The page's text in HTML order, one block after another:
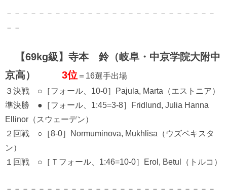
－－－－－－－－－－－－－－－－－－－－－－－－－－
－－
【69kg級】寺本 鈴（岐阜・中京学院大附中
京高）
3位 ＝16選手出場
３決戦 ○［フォール、10-0］Pajula, Marta（エストニア）
準決勝 ●［フォール、1:45=3-8］Fridlund, Julia Hanna
Ellinor（スウェーデン）
２回戦 ○［8-0］Normuminova, Mukhlisa（ウズベキスタ
ン）
１回戦 ○［Ｔフォール、1:46=10-0］Erol, Betul（トルコ）